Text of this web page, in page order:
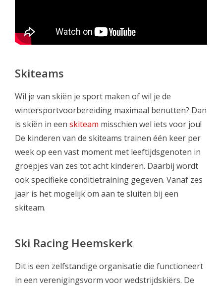
Skiteams
Wil je van skiën je sport maken of wil je de
wintersportvoorbereiding maximaal benutten? Dan
is skiën in een skiteam misschien wel iets voor jou!
De kinderen van de skiteams trainen één keer per
week op een vast moment met leeftijdsgenoten in
groepjes van zes tot acht kinderen. Daarbij wordt
ook specifieke conditietraining gegeven. Vanaf zes
jaar is het mogelijk om aan te sluiten bij een
skiteam.
Ski Racing Heemskerk
Dit is een zelfstandige organisatie die functioneert
in een verenigingsvorm voor wedstrijdskiërs. De